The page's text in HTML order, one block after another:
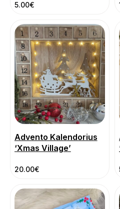
5.00€
Advento Kalendorius
‘Xmas Village’
20.00€